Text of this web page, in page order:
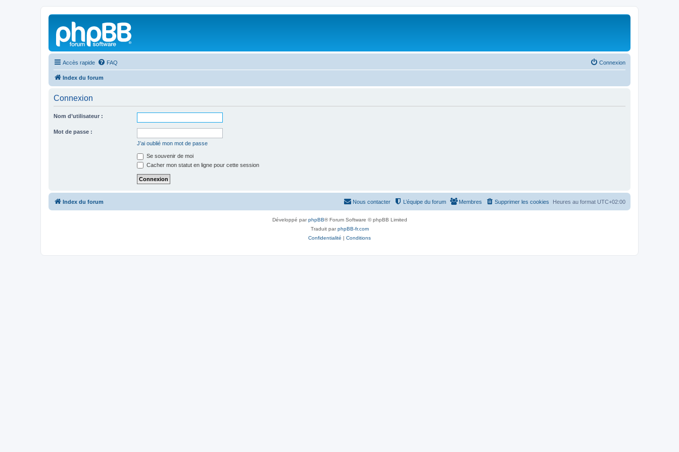
Accès rapide FAQ Connexion
Index du forum
Connexion
Nom d’utilisateur :
Mot de passe :
J’ai oublié mon mot de passe
Se souvenir de moi
Cacher mon statut en ligne pour cette session
Index du forum Heures au format UTC+02:00
Supprimer les cookies
Membres
L’équipe du forum
Nous contacter
Développé parphpBB® Forum Software © phpBB Limited
Traduit parphpBB-fr.com
Confidentialité | Conditions